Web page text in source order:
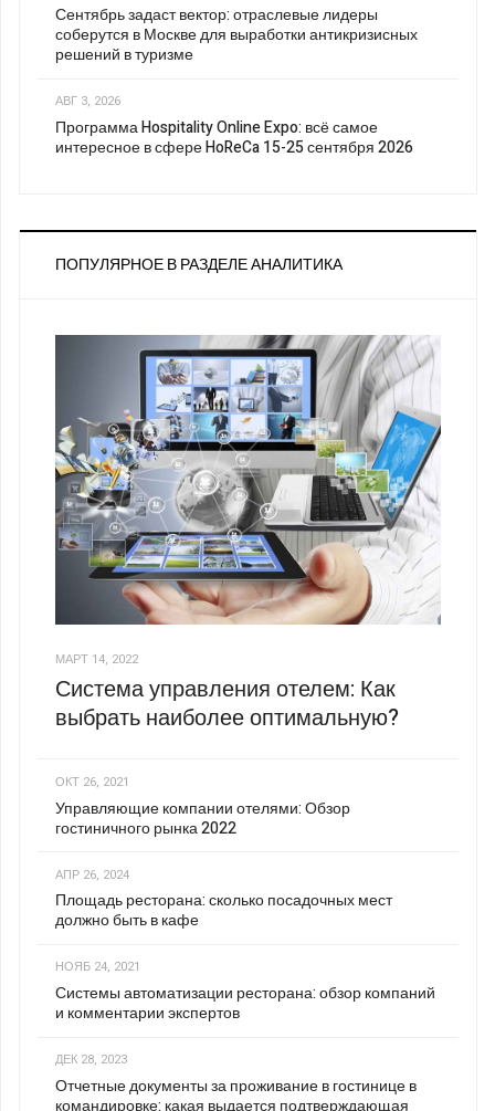
Сентябрь задаст вектор: отраслевые лидеры
соберутся в Москве для выработки антикризисных
решений в туризме
АВГ 3, 2026
Программа Hospitality Online Expo: всё самое
интересное в сфере HoReCa 15-25 сентября 2026
ПОПУЛЯРНОЕ В РАЗДЕЛЕ АНАЛИТИКА
МАРТ 14, 2022
Система управления отелем: Как
выбрать наиболее оптимальную?
ОКТ 26, 2021
Управляющие компании отелями: Обзор
гостиничного рынка 2022
АПР 26, 2024
Площадь ресторана: сколько посадочных мест
должно быть в кафе
НОЯБ 24, 2021
Системы автоматизации ресторана: обзор компаний
и комментарии экспертов
ДЕК 28, 2023
Отчетные документы за проживание в гостинице в
командировке: какая выдается подтверждающая